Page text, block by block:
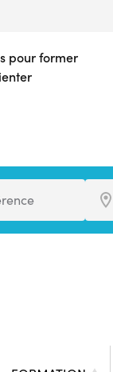
pour former
Ville